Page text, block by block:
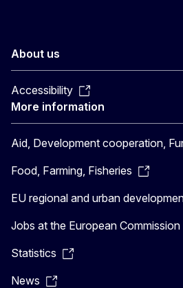
About us
Accessibility
More information
Aid, Development cooperation,
Food, Farming, Fisheries
EU regional and urban
Jobs at the European Commission
Statistics
News